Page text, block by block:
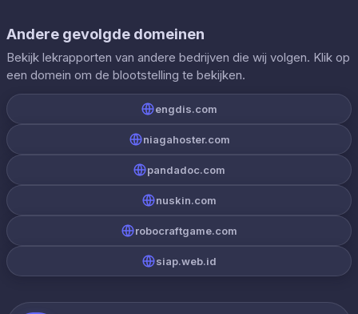
Andere gevolgde domeinen
Bekijk lekrapporten van andere bedrijven die wij volgen. Klik op
een domein om de blootstelling te bekijken.
engdis.com
niagahoster.com
pandadoc.com
nuskin.com
robocraftgame.com
siap.web.id